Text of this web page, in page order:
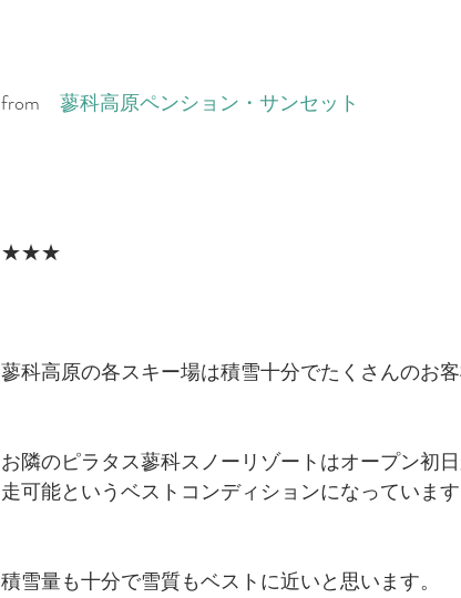
from 蓼科高原ペンション・サンセット
★★★
蓼科高原の各スキー場は積雪十分でたくさんのお客
お隣のピラタス蓼科スノーリゾートはオープン初
走可能というベストコンディションになっています
積雪量も十分で雪質もベストに近いと思います。